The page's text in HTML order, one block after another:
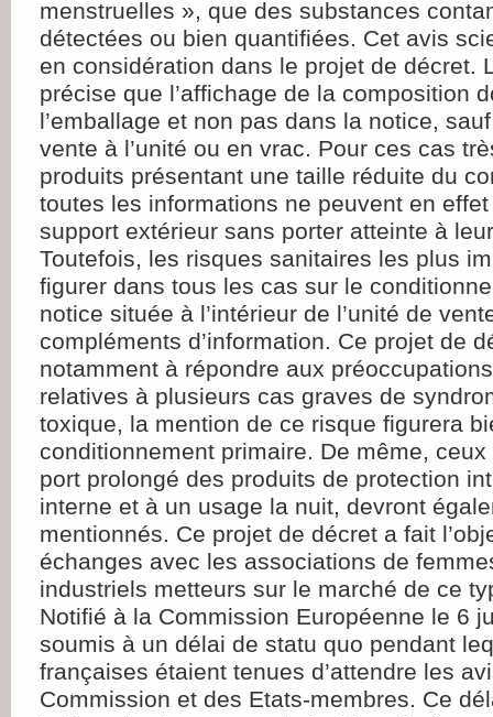
menstruelles », que des substances
détectées ou bien quantifiées. Cet avis
en considération dans le projet de décret.
précise que l’affichage de la composition
l’emballage et non pas dans la notice,
vente à l’unité ou en vrac. Pour ces cas
produits présentant une taille réduite du
toutes les informations ne peuvent en
support extérieur sans porter atteinte à
Toutefois, les risques sanitaires les plus
figurer dans tous les cas sur le
notice située à l’intérieur de l’unité de
compléments d’information. Ce projet de
notamment à répondre aux
relatives à plusieurs cas graves de
toxique, la mention de ce risque figurera
conditionnement primaire. De même,
port prolongé des produits de protection
interne et à un usage la nuit, devront
mentionnés. Ce projet de décret a fait
échanges avec les associations de
industriels metteurs sur le marché de ce
Notifié à la Commission Européenne le 6
soumis à un délai de statu quo pendant
françaises étaient tenues d’attendre les
Commission et des Etats-membres. Ce